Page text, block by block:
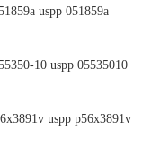
uspp 051859a
10 uspp 05535010
uspp p56x3891v